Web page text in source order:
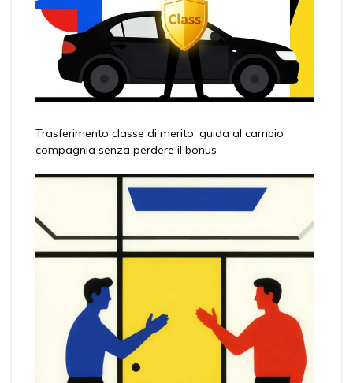
Trasferimento classe di merito: guida al cambio
compagnia senza perdere il bonus